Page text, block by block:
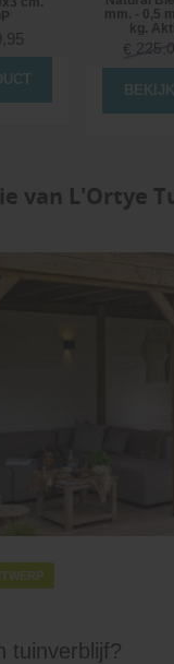
mm. - 0,5
kg.
€
van L'Ortye
tuinverblijf?